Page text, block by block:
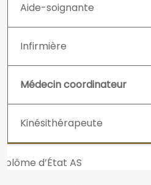
Aide-soignante
Infirmière
Médecin coordinateur
Kinésithérapeute